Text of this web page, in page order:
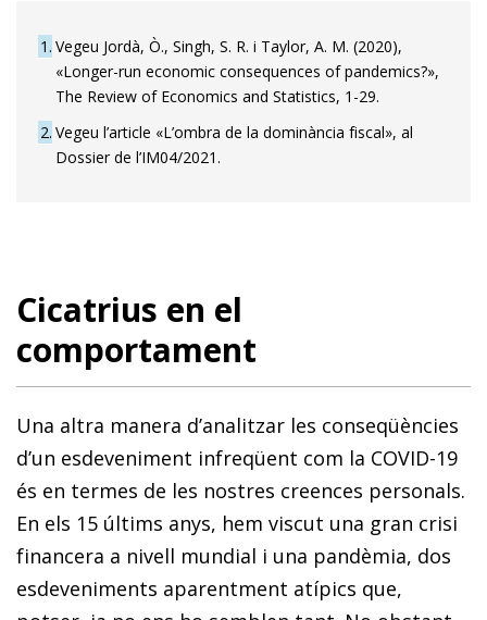
1 Vegeu Jordà, Ò., Singh, S. R. i Taylor, A. M. (2020),
«Longer-run economic consequences of pandemics?»,
The Review of Economics and Statistics, 1-29.
2 Vegeu l’article «L’ombra de la dominància fiscal», al
Dossier de l’IM04/2021.
Cicatrius en el
comportament
Una altra manera d’analitzar les conseqüències
d’un esdeveniment infreqüent com la COVID-19
és en termes de les nostres creences personals.
En els 15 últims anys, hem viscut una gran crisi
financera a nivell mundial i una pandèmia, dos
esdeveniments aparentment atípics que,